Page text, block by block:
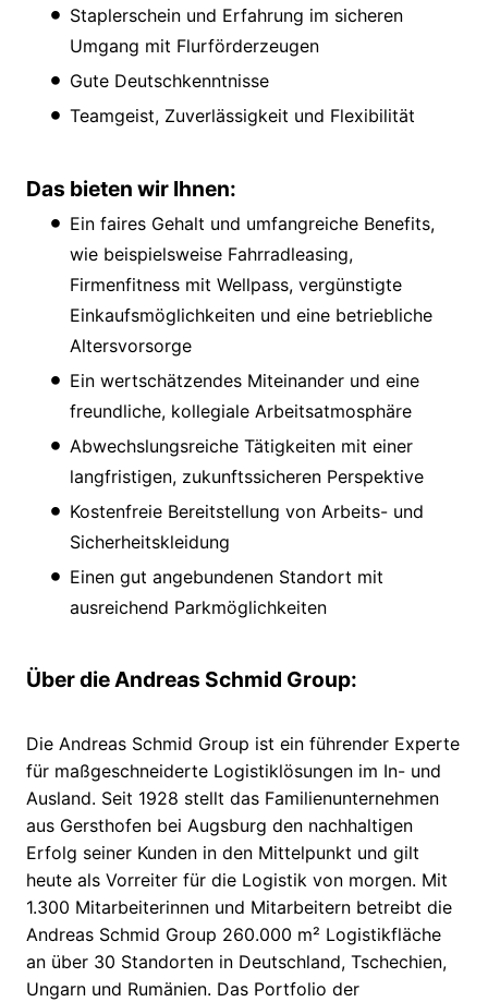
Staplerschein und Erfahrung im sicheren
Umgang mit Flurförderzeugen
Gute Deutschkenntnisse
Teamgeist, Zuverlässigkeit und Flexibilität
Das bieten wir Ihnen:
Ein faires Gehalt und umfangreiche Benefits,
wie beispielsweise Fahrradleasing,
Firmenfitness mit Wellpass, vergünstigte
Einkaufsmöglichkeiten und eine betriebliche
Altersvorsorge
Ein wertschätzendes Miteinander und eine
freundliche, kollegiale Arbeitsatmosphäre
Abwechslungsreiche Tätigkeiten mit einer
langfristigen, zukunftssicheren Perspektive
Kostenfreie Bereitstellung von Arbeits- und
Sicherheitskleidung
Einen gut angebundenen Standort mit
ausreichend Parkmöglichkeiten
Über die Andreas Schmid Group:
Die Andreas Schmid Group ist ein führender Experte
für maßgeschneiderte Logistiklösungen im In- und
Ausland. Seit 1928 stellt das Familienunternehmen
aus Gersthofen bei Augsburg den nachhaltigen
Erfolg seiner Kunden in den Mittelpunkt und gilt
heute als Vorreiter für die Logistik von morgen. Mit
1.300 Mitarbeiterinnen und Mitarbeitern betreibt die
Andreas Schmid Group 260.000 m² Logistikfläche
an über 30 Standorten in Deutschland, Tschechien,
Ungarn und Rumänien. Das Portfolio der